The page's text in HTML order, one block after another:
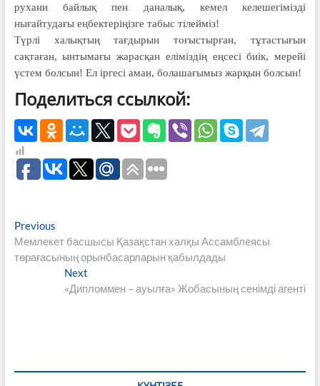
ру­хани байлық пен даналық, кемел келе­ше­гімізді
нығайтудағы еңбектеріңізге табыс тілейміз!
Түрлі халықтың тағдырын тоғыстыр­ған, тұтастығын
сақтаған, ынтымағы жарасқан еліміздің еңсесі биік, ме­рейі
үстем болсын! Ел іргесі аман, болаша­ғымыз жарқын болсын!
Поделиться ссылкой:
Навигация
по
записям
PreviousPrevious
post:
Мемлекет басшысы Қазақстан халқы Ассамблеясы
төрағасының орынбасарларын қабылдады
Next
post:
«Дипломмен – ауылға» Жобасының сенімді агенті